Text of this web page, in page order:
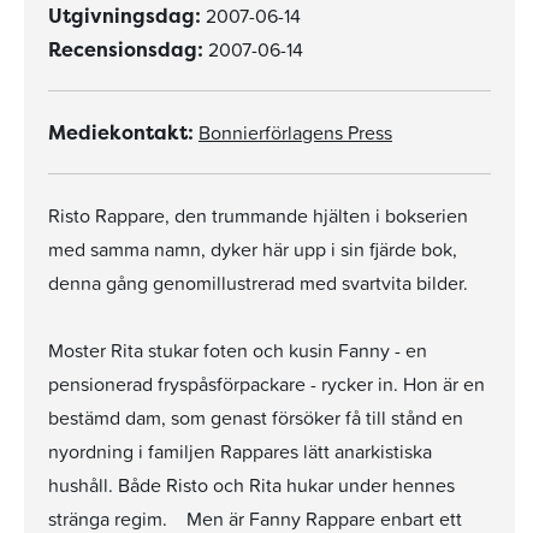
Utgivningsdag: 2007-06-14
Recensionsdag: 2007-06-14
Mediekontakt: Bonnierförlagens Press
Risto Rappare, den trummande hjälten i bokserien
med samma namn, dyker här upp i sin fjärde bok,
denna gång genomillustrerad med svartvita bilder.
Moster Rita stukar foten och kusin Fanny - en
pensionerad fryspåsförpackare - rycker in. Hon är en
bestämd dam, som genast försöker få till stånd en
nyordning i familjen Rappares lätt anarkistiska
hushåll. Både Risto och Rita hukar under hennes
stränga regim. Men är Fanny Rappare enbart ett